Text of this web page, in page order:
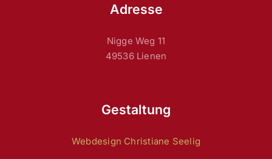
Adresse
Nigge Weg 11
49536 Lienen
Gestaltung
Webdesign Christiane Seelig